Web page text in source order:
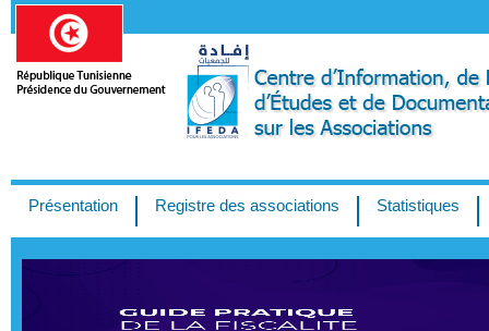
Présentation Registre des associations Statistiques